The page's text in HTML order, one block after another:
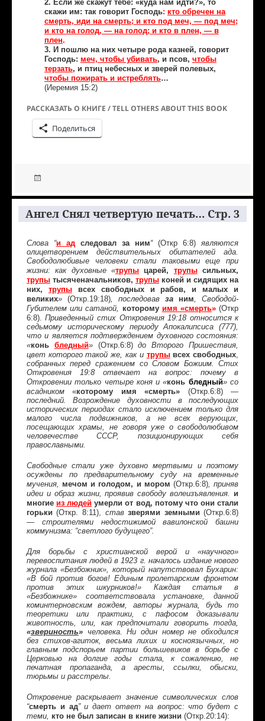
2. Если же скажут тебе: «куда нам идти?», то
скажи им: так говорит Господь: кто обречен на
смерть, иди на смерть; и кто под меч, — под меч;
и кто на голод, — на голод; и кто в плен, — в
плен.
3. И пошлю на них четыре рода казней, говорит
Господь: меч, чтобы убивать, и псов, чтобы
терзать, и птиц небесных и зверей полевых,
чтобы пожирать и истреблять…
(Иеремия 15:2)
РАССКАЗАТЬ О КНИГЕ / TELL OTHERS ABOUT THIS BOOK
Поделиться
Ангел Снял четвертую печать… Стр. 3
Слова “и ад следовал за ним“(Откр 6:8) являются
олицетворением действительных обитателей ада.
Свободолюбивые человеки стали таковыми еще при
жизни: как духовные «трупы царей, трупысильных,
трупытысяченачальников, трупыконей и сидящих на
них, трупывсех свободных и рабов, и малых и
великих» (Откр.19:18), последовавза ним, Свободой-
Губителем или сатаной,
которому имя «смерть» (Откр
6:8).
Приведенный стих Откровения 19:18 относится к
седьмому историческому периоду Апокалипсиса (777),
что и является подтверждением духовного состояния:
«конь бледный» (Откр.6:8)до Второго Пришествия,
цвет которого такой же, как и трупывсех свободных
собранных перед сражением со Словом Божиим. Стих
Откровения 19:8 отвечает на вопрос: почему в
Откровении только четыре коня и«конь бледный»со
всадником«которому имя «смерть» (Откр.6:8)—
последний. Возрождение духовности в последующих
исторических периодах стало исключением только для
малого числа подвижников, а не всех верующих,
посещающих храмы, не говоря уже о свободолюбивом
человечестве СССР, позиционирующих себя
православными.
Свободные стали уже духовно мертвыми и поэтому
осуждены по предварительному суду на временные
мучения, мечом и голодом, и мором (Откр.6:8), приняв
идеи и образ жизни, проявив свободу волеизъявления.
и
многие из людей умерли от вод, потому что они стали
горьки(Откр. 8:11), ставзверями земными (Откр.6:8)
—строителями недостижимой вавилонской башни
коммунизма: “светлого будущего”.
Для борьбы с христианской верой и «научного»
перевоспитания людей в 1923 г. началось издание нового
журнала «Безбожник», который напутствовал Бухарин:
«В бой против богов! Единым пролетарским фронтом
против этих шкурников!» Каждая статья в
«Безбожнике» соответствовала установке, данной
коминтерновским вождем, авторы журнала, будь то
теоретики или практики, с пафосом доказывали
животность, или, как предпочитали говорить тогда,
«звериность»человека. Ни один номер не обходился
без стихов-агиток, весьма лихих и косноязычных, но
главным подспорьем партии большевиков в борьбе с
Церковью на долгие годы стала, к сожалению, не
печатная пропаганда, а аресты, ссылки, обыски,
тюрьмы и расстрелы.
Откровение раскрывает значение символических слов
“смерть и ад” и дает ответ на вопрос: что будет с
теми, кто не был записан в книге жизни (Откр.20:14):